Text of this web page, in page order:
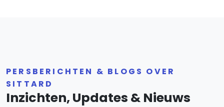
PERSBERICHTEN & BLOGS OVER
SITTARD
Inzichten, Updates & Nieuws